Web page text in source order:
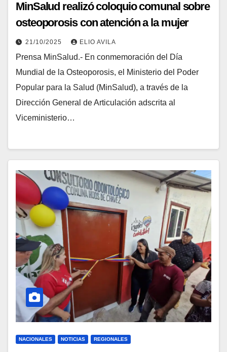
MinSalud realizó coloquio comunal sobre
osteoporosis con atención a la mujer
21/10/2025 ELIO AVILA
Prensa MinSalud.- En conmemoración del Día
Mundial de la Osteoporosis, el Ministerio del Poder
Popular para la Salud (MinSalud), a través de la
Dirección General de Articulación adscrita al
Viceministerio…
NACIONALES NOTICIAS REGIONALES